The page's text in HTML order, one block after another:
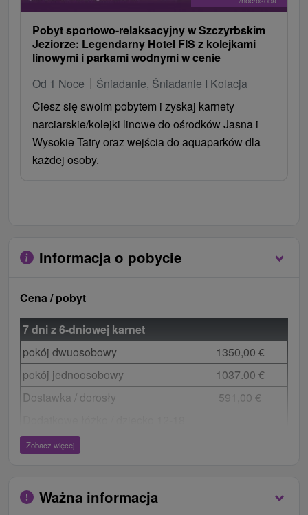
Pobyt sportowo-relaksacyjny w Szczyrbskim
Jeziorze: Legendarny Hotel FIS z kolejkami
linowymi i parkami wodnymi w cenie
Od 1 Noce
Śniadanie, Śniadanie I Kolacja
Ciesz się swoim pobytem i zyskaj karnety
narciarskie/kolejki linowe do ośrodków Jasna i
Wysokie Tatry oraz wejścia do aquaparków dla
każdej osoby.
Informacja o pobycie
Cena / pobyt
7 dni z 6-dniowej karnet
pokój dwuosobowy
1350,00 €
pokój jednoosobowy
1037.00 €
Dostawka / dorosły
591,00 €
lat
Dziecko 2-6 lat (bez karnetu)
Zobacz więcej
Ważna informacja